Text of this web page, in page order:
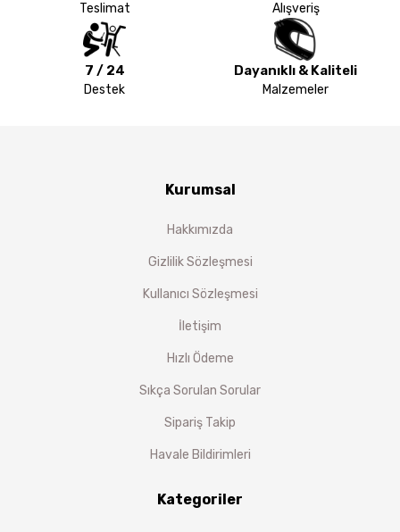
Teslimat Alışveriş
7 / 24
Destek
Dayanıklı & Kaliteli
Malzemeler
Kurumsal
Hakkımızda
Gizlilik Sözleşmesi
Kullanıcı Sözleşmesi
İletişim
Hızlı Ödeme
Sıkça Sorulan Sorular
Sipariş Takip
Havale Bildirimleri
Kategoriler